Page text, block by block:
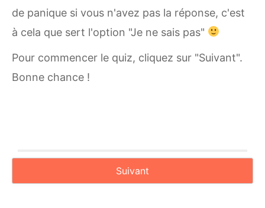
de panique si vous n'avez pas la réponse, c'est
à cela que sert l'option "Je ne sais pas"
Pour commencer le quiz, cliquez sur "Suivant".
Bonne chance !
Suivant